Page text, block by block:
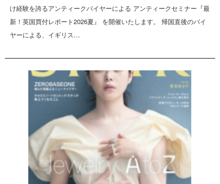
け経験を誇るアンティークバイヤーによる アンティークセミナー『最
新！英国買付レポート2026夏』 を開催いたします。 帰国直後のバイ
ヤーによる、イギリス…